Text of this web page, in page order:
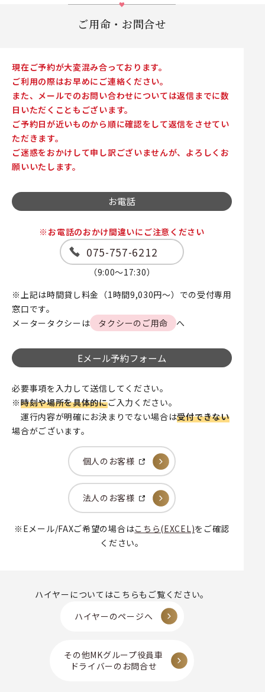
ご用命・お問合せ
現在ご予約が大変混み合っております。
ご利用の際はお早めにご連絡ください。
また、メールでのお問い合わせについては返信までに数
日いただくこともございます。
ご予約日が近いものから順に確認をして返信をさせてい
ただきます。
ご迷惑をおかけして申し訳ございませんが、よろしくお
願いいたします。
お電話
※お電話のおかけ間違いにご注意ください
075-757-6212
（9:00～17:30）
※上記は時間貸し料金（1時間9,030円～）での受付専用
窓口です。
メータータクシーは
タクシーのご用命 へ
Eメール予約フォーム
必要事項を入力して送信してください。
※時刻や場所を具体的にご入力ください。
運行内容が明確にお決まりでない場合は受付できない
場合がございます。
個人のお客様
法人のお客様
※Eメール/FAXご希望の場合はこちら(EXCEL)をご確認
ください。
ハイヤーについてはこちらもご覧ください。
ハイヤーのページへ
その他MKグループ役員車
ドライバーのお問合せ